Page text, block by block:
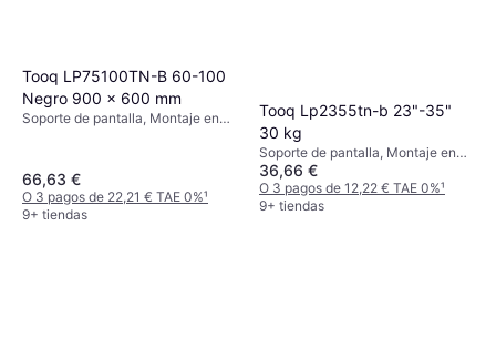
Tooq LP75100TN-B 60-100
Negro 900 x 600 mm
Soporte de pantalla, Montaje en
66,63 €
O 3 pagos de 22,21 € TAE 0%¹
9+ tiendas
Tooq Lp2355tn-b 23"-35"
30 kg
Soporte de pantalla, Montaje en
Pared, 23"-55"
36,66 €
O 3 pagos de 12,22 € TAE 0%¹
9+ tiendas